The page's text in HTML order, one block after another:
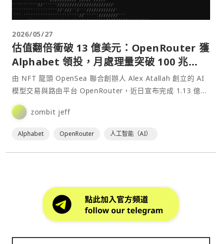
2026/05/27
估值翻倍衝破 13 億美元：OpenRouter 獲
Alphabet 領投，月處理量突破 100 兆
Tokens
由 NFT 龍頭 OpenSea 聯合創辦人 Alex Atallah 創立的 AI
模型交易與路由平台 OpenRouter，近日宣布完成 1.13 億美
元的 B⋯
zombit jeff
Alphabet OpenRouter 人工智能（AI）